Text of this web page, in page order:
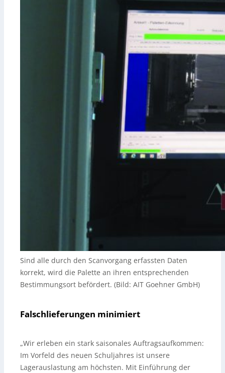
Sind alle durch den Scanvorgang erfassten Daten
korrekt, wird die Palette an ihren entsprechenden
Bestimmungsort befördert. (Bild: AIT Goehner GmbH)
Falschlieferungen minimiert
„Wir erleben ein stark saisonales Auftragsaufkommen:
Im Vorfeld des neuen Schuljahres ist unsere
Lagerauslastung am höchsten. Mit Einführung der